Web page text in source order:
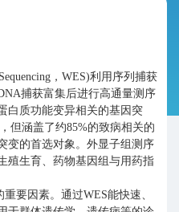
，WES)利用序列捕获
捕获富集后进行高通量测序
白质功能变异相关的基因突
但涵盖了约85%的致病相关的
变的首选对象。外显子组测序
殖生育、药物基因组与用药指
要因素。通过WES能快速、